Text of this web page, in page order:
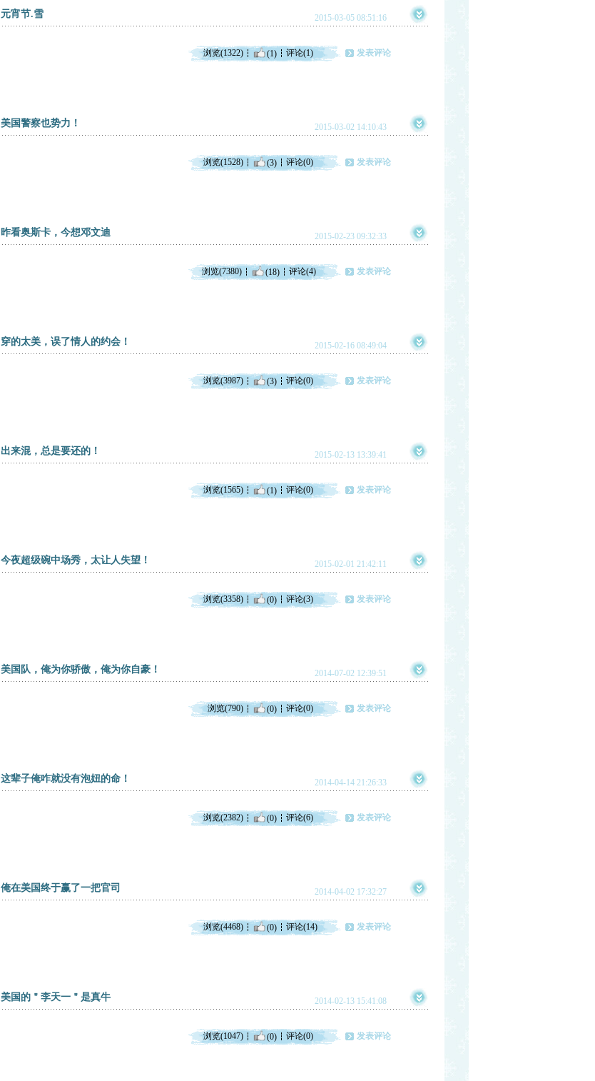
元宵节.雪 2015-03-05 08:51:16
浏览(1322) (1) 评论(1) 发表评论
美国警察也势力！ 2015-03-02 14:10:43
浏览(1528) (3) 评论(0) 发表评论
昨看奥斯卡，今想邓文迪 2015-02-23 09:32:33
浏览(7380) (18) 评论(4) 发表评论
穿的太美，误了情人的约会！ 2015-02-16 08:49:04
浏览(3987) (3) 评论(0) 发表评论
出来混，总是要还的！ 2015-02-13 13:39:41
浏览(1565) (1) 评论(0) 发表评论
今夜超级碗中场秀，太让人失望！ 2015-02-01 21:42:11
浏览(3358) (0) 评论(3) 发表评论
美国队，俺为你骄傲，俺为你自豪！ 2014-07-02 12:39:51
浏览(790) (0) 评论(0) 发表评论
这辈子俺咋就没有泡妞的命！ 2014-04-14 21:26:33
浏览(2382) (0) 评论(6) 发表评论
俺在美国终于赢了一把官司 2014-04-02 17:32:27
浏览(4468) (0) 评论(14) 发表评论
美国的＂李天一＂是真牛 2014-02-13 15:41:08
浏览(1047) (0) 评论(0) 发表评论